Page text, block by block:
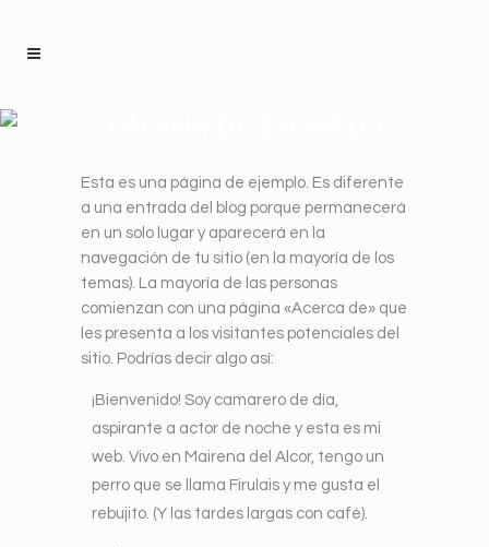
Esta es una página de ejemplo. Es diferente
a una entrada del blog porque permanecerá
en un solo lugar y aparecerá en la
navegación de tu sitio (en la mayoría de los
temas). La mayoría de las personas
comienzan con una página «Acerca de» que
les presenta a los visitantes potenciales del
sitio. Podrías decir algo así:
¡Bienvenido! Soy camarero de día,
aspirante a actor de noche y esta es mi
web. Vivo en Mairena del Alcor, tengo un
perro que se llama Firulais y me gusta el
rebujito. (Y las tardes largas con café).